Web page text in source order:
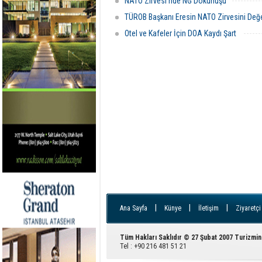
TÜROB Başkanı Eresin NATO Zirvesini
Otel ve Kafeler İçin DOA Kaydı Şart
Ana Sayfa Künye İletişim Ziyaretçi
Tüm Hakları Saklıdır © 27 Şubat 2007
Tel : +90 216 481 51 21